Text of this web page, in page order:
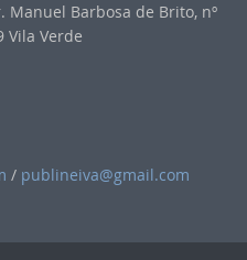
Manuel Barbosa de Brito, nº
Vila Verde
/ publineiva@gmail.com